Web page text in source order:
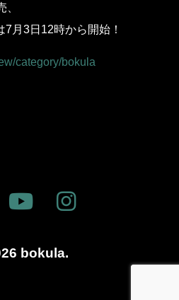
月3日12時から開始！
category/bokula
bokula.